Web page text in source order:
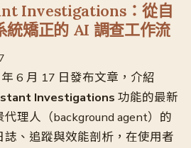
Investigations：從自
統矯正的 AI 調查工作流
6 月 17 日發布文章，介紹
Investigations 功能的最新
理人（background agent）的
、追蹤與效能剖析，在使用者